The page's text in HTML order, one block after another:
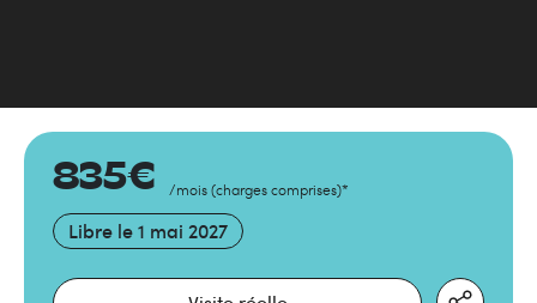
835€ /mois (charges comprises)*
Libre le 1 mai 2027